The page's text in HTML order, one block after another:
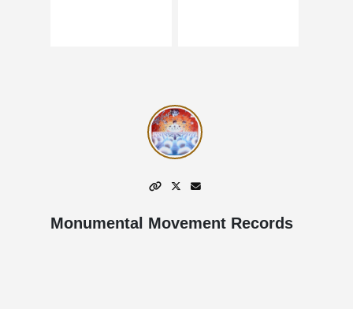
Monumental Movement Records